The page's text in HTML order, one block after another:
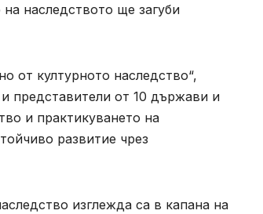
наследството ще загуби
от културното наследство“,
представители от 10 държави и
и практикуването на
развитие чрез
изглежда са в капана на